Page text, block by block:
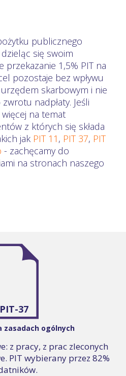
publicznego
dzieląc się swoim
przekazanie 1,5% PIT na
pozostaje bez wpływu
skarbowym i nie
nadpłaty. Jeśli
na temat
z których się składa
jak PIT 11 , PIT 37, PIT
- zachęcamy do
na stronach naszego
PIT-37
zasadach ogólnych
z pracy, z prac zleconych
PIT wybierany przez 82%